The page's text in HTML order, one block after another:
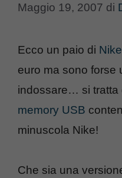
Maggio 19, 2007 di
Ecco un paio di Nike
euro ma sono forse
indossare… si tratta
memory USB
minuscola Nike!
Che sia una